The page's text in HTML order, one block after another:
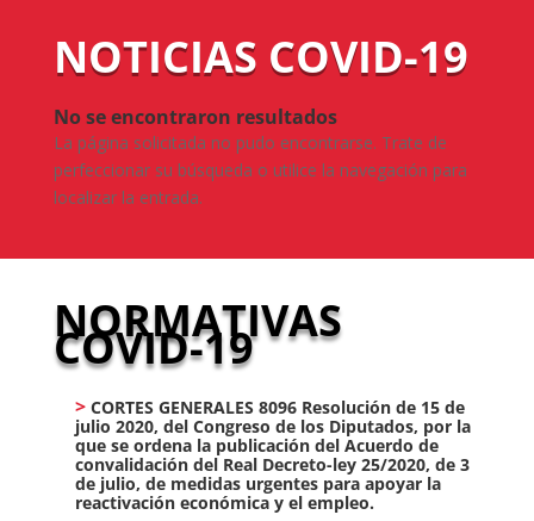
NOTICIAS COVID-19
No se encontraron resultados
La página solicitada no pudo encontrarse. Trate de
perfeccionar su búsqueda o utilice la navegación para
localizar la entrada.
NORMATIVAS
COVID-19
CORTES GENERALES 8096 Resolución de 15 de
julio 2020, del Congreso de los Diputados, por la
que se ordena la publicación del Acuerdo de
convalidación del Real Decreto-ley 25/2020, de 3
de julio, de medidas urgentes para apoyar la
reactivación económica y el empleo.